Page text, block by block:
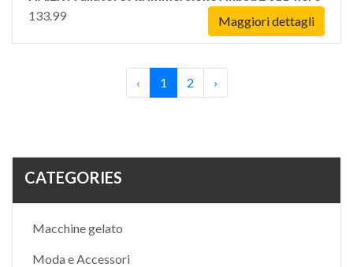
CATEGORIES
Macchine gelato
Moda e Accessori
133.99
Maggiori dettagli
‹ 1 2 ›